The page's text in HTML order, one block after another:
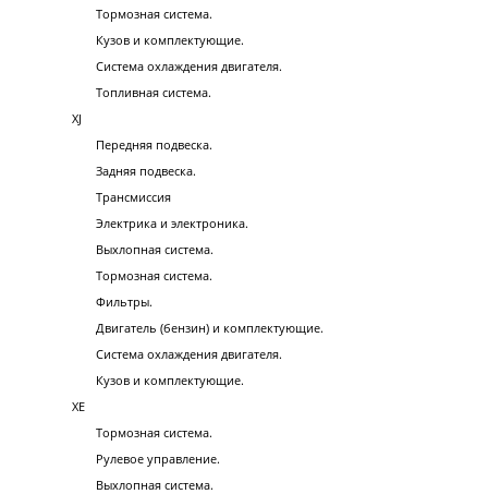
Тормозная система.
Кузов и комплектующие.
Система охлаждения двигателя.
Топливная система.
XJ
Передняя подвеска.
Задняя подвеска.
Трансмиссия
Электрика и электроника.
Выхлопная система.
Тормозная система.
Фильтры.
Двигатель (бензин) и комплектующие.
Система охлаждения двигателя.
Кузов и комплектующие.
XE
Тормозная система.
Рулевое управление.
Выхлопная система.